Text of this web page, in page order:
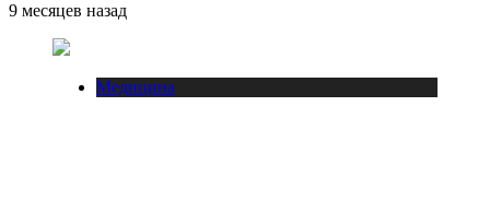
9 месяцев назад
Медицина